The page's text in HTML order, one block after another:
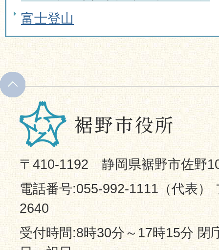
富士登山
〒410-1192 静岡県裾野市佐野
電話番号:055-992-1111（代表）
2640
受付時間:8時30分～17時15分 閉